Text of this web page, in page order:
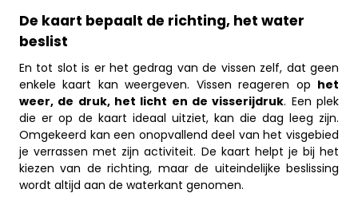
De kaart bepaalt de richting, het water
beslist
En tot slot is er het gedrag van de vissen zelf, dat geen
enkele kaart kan weergeven. Vissen reageren op het
weer, de druk, het licht en de visserijdruk. Een plek
die er op de kaart ideaal uitziet, kan die dag leeg zijn.
Omgekeerd kan een onopvallend deel van het visgebied
je verrassen met zijn activiteit. De kaart helpt je bij het
kiezen van de richting, maar de uiteindelijke beslissing
wordt altijd aan de waterkant genomen.